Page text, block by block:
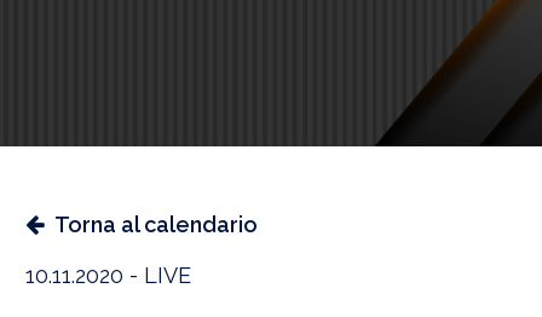
Torna al calendario
10.11.2020 - LIVE